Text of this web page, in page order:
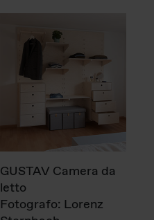
GUSTAV Camera da
letto
Fotografo: Lorenz